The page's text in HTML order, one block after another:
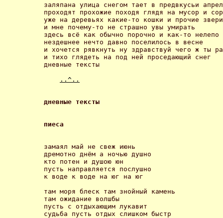
заляпана улица снегом тает в предвкусьи
проходят прохожие походя глядя на мусор и сор
уже на деревьях какие-то кошки и прочие звери
и мне почему-то не страшно увы умирать
здесь всё как обычно порочно и как-то нелепо
нездешнее нечто давно поселилось в весне
и хочется рявкнуть ну здравствуй чего ж ты
и тихо глядеть на под ней проседающий снег
дневные тексты
..^..
дневные тексты
пиеса
замаял май не свеж июнь
дремотно днём а ночью душно
кто потен и душою юн
пусть направляется послушно
к воде к воде на юг на юг
там моря блеск там знойный камень
там ожидание волшбы
пусть с отдыхающим лукавит
судьба пусть отдых слишком быстр